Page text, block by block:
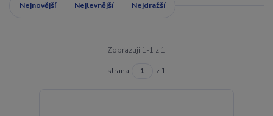
Nejnovější Nejlevnější Nejdražší
Zobrazuji 1-1 z 1
strana z 1